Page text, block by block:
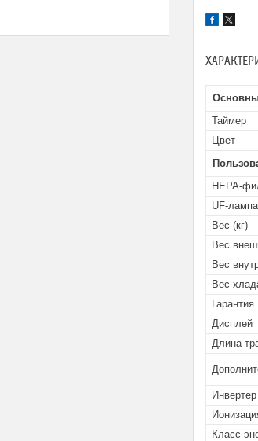
Таймер
Цвет
HEPA-
UF-лампа
Вес (кг)
Вес
Вес
Вес
Гарантия
Дисплей
Длина
Инвертер
Класс